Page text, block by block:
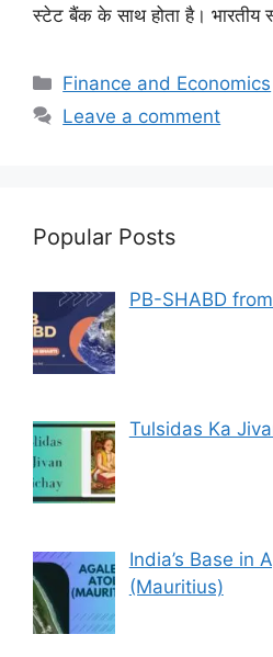
स्टेट बैंक के साथ होता है।
Categories
Finance and Economics
Leave a comment
Popular Posts
PB-SHABD
Tulsidas Ka
India’s Base in
(Mauritius)